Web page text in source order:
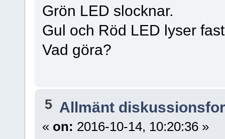
Grön LED slocknar.
Gul och Röd LED lyser
Vad göra?
5 Allmänt
« on: 2016-10-14, 10:20:36 »